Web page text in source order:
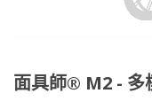
面具師® M2 - 多